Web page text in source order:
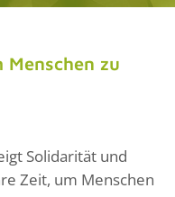
Menschen zu
Solidarität und
Zeit, um Menschen